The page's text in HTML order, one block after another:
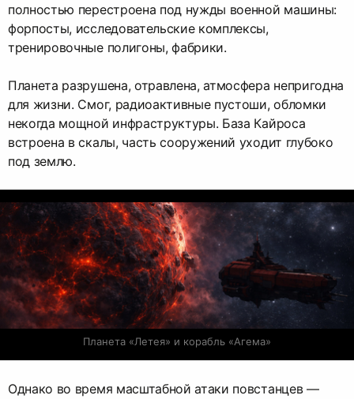
полностью перестроена под нужды военной машины:
форпосты, исследовательские комплексы,
тренировочные полигоны, фабрики.
Планета разрушена, отравлена, атмосфера непригодна
для жизни. Смог, радиоактивные пустоши, обломки
некогда мощной инфраструктуры. База Кайроса
встроена в скалы, часть сооружений уходит глубоко
под землю.
Планета «Летея» и корабль «Агема»
Однако во время масштабной атаки повстанцев —